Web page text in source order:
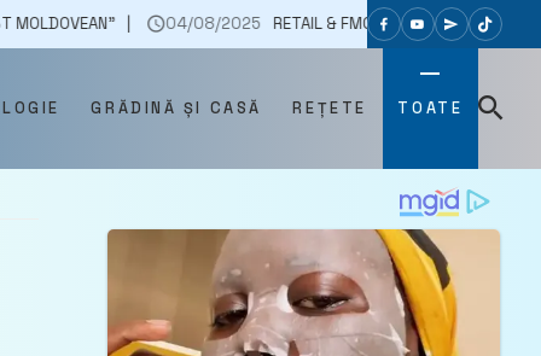
04/08/2025 RETAIL & FMCG – SINTEZA SĂPTĂMÂNII 7 – 11
GRĂDINĂ ȘI CASĂ REȚETE TOATE